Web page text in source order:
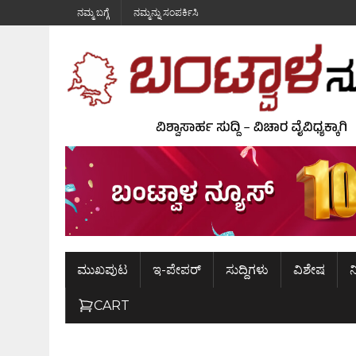
ನಮ್ಮ ಬಗ್ಗೆ ನಮ್ಮನ್ನು ಸಂಪರ್ಕಿಸಿ
ಮುಖಪುಟ ಇ-ಪೇಪರ್ ಸುದ್ದಿಗಳು ವಿಶೇಷ
CART